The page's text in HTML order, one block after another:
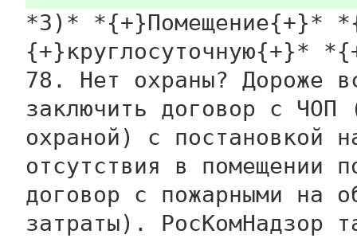
*3)* *{+}Помещение{+}*
{+}круглосуточную{+}*
78. Нет охраны? Дороже
заключить договор с ЧОП
охраной) с постановкой
отсутствия в помещении
договор с пожарными на
затраты). РосКомНадзор